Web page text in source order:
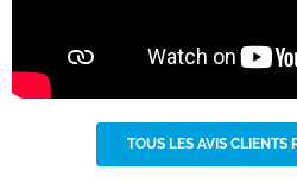
TOUS LES AVIS CLIENTS